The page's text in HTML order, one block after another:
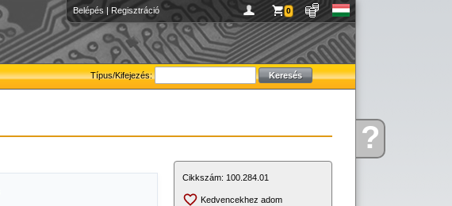
Kérdése?
Belépés | Regisztráció 0
Típus/Kifejezés:
Cikkszám: 100.284.01
Kedvencekhez adom